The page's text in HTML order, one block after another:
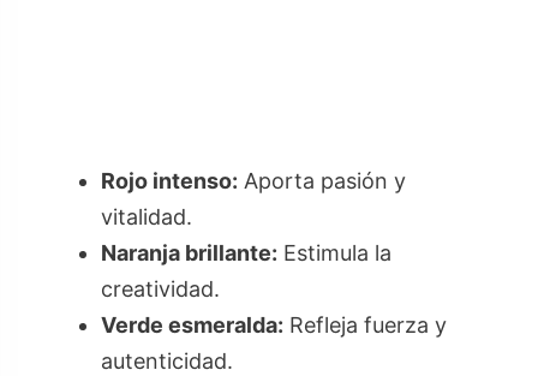
Rojo intenso: Aporta pasión y
vitalidad.
Naranja brillante: Estimula la
creatividad.
Verde esmeralda: Refleja fuerza y
autenticidad.